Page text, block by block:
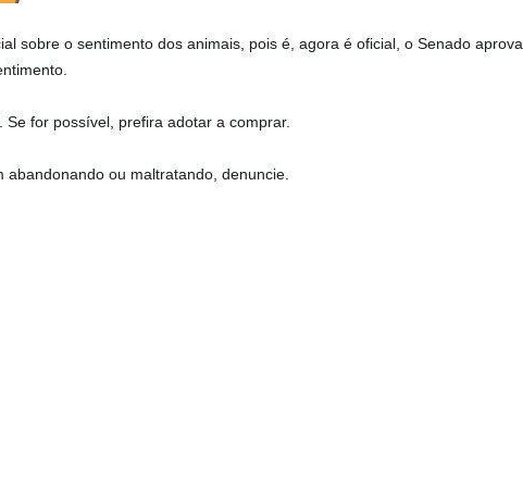
sobre o sentimento dos animais, pois é, agora é oficial, o Senado aprova
for possível, prefira adotar a comprar.
ou maltratando, denuncie.